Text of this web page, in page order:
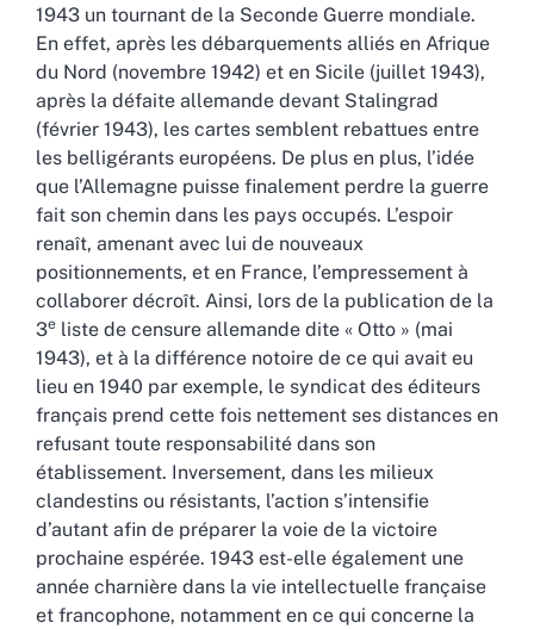
1943 un tournant de la Seconde Guerre mondiale.
En effet, après les débarquements alliés en Afrique
du Nord (novembre 1942) et en Sicile (juillet 1943),
après la défaite allemande devant Stalingrad
(février 1943), les cartes semblent rebattues entre
les belligérants européens. De plus en plus, l’idée
que l’Allemagne puisse finalement perdre la guerre
fait son chemin dans les pays occupés. L’espoir
renaît, amenant avec lui de nouveaux
positionnements, et en France, l’empressement à
collaborer décroît. Ainsi, lors de la publication de la
3e liste de censure allemande dite « Otto » (mai
1943), et à la différence notoire de ce qui avait eu
lieu en 1940 par exemple, le syndicat des éditeurs
français prend cette fois nettement ses distances en
refusant toute responsabilité dans son
établissement. Inversement, dans les milieux
clandestins ou résistants, l’action s’intensifie
d’autant afin de préparer la voie de la victoire
prochaine espérée. 1943 est-elle également une
année charnière dans la vie intellectuelle française
et francophone, notamment en ce qui concerne la